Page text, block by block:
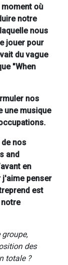
où
notre
nous
jouer pour
du vague
"When
nos
une musique
nos
and
en
j'aime penser
est
des
totale ?